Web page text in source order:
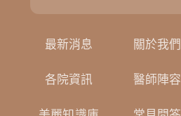
最新消息 關於我們
各院資訊 醫師陣容